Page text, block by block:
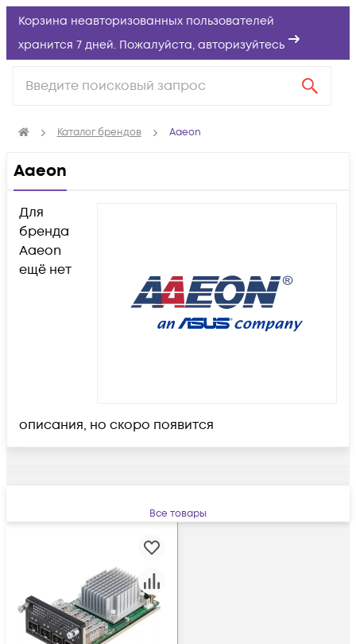
Корзина неавторизованных пользователей
хранится 7 дней. Пожалуйста, авторизуйтесь
Каталог брендов Aaeon
Aaeon
Для
бренда
Aaeon
ещё нет
описания, но скоро появится
Все товары